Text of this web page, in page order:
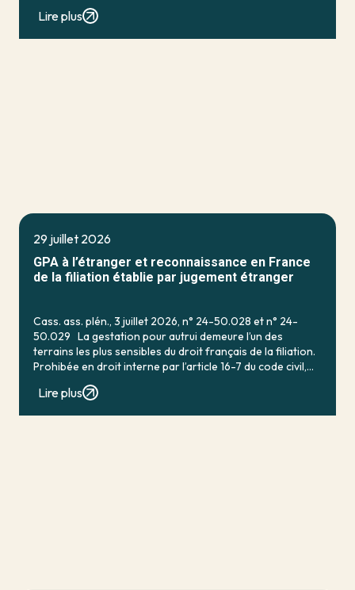
Lire plus
29 juillet 2026
GPA à l’étranger et reconnaissance en France
de la filiation établie par jugement étranger
Cass. ass. plén., 3 juillet 2026, n° 24-50.028 et n° 24-
50.029 La gestation pour autrui demeure l’un des
terrains les plus sensibles du droit français de la filiation.
Prohibée en droit interne par l’article 16-7 du code civil,
Lire plus